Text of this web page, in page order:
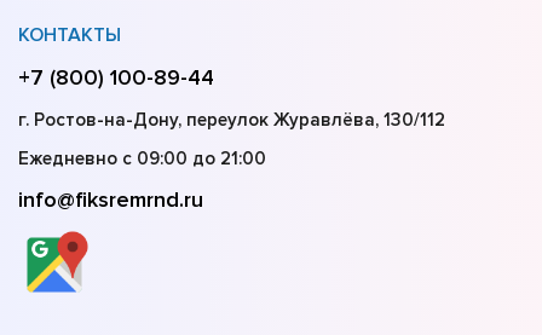
КОНТАКТЫ
+7 (800) 100-89-44
г. Ростов-на-Дону, переулок Журавлёва, 130/112
Ежедневно с 09:00 до 21:00
info@fiksremrnd.ru